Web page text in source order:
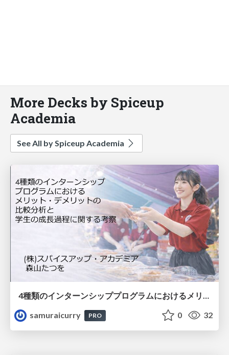
More Decks by Spiceup
Academia
See All by Spiceup Academia
4種類のインターンシッププログラムにおけるメリット・デメリットの比較分析と学生の成長過程に関する考察
samuraicurry
PRO 0 32